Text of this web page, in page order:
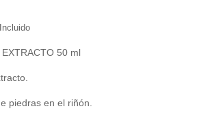
50 ml
piedras en el riñón.